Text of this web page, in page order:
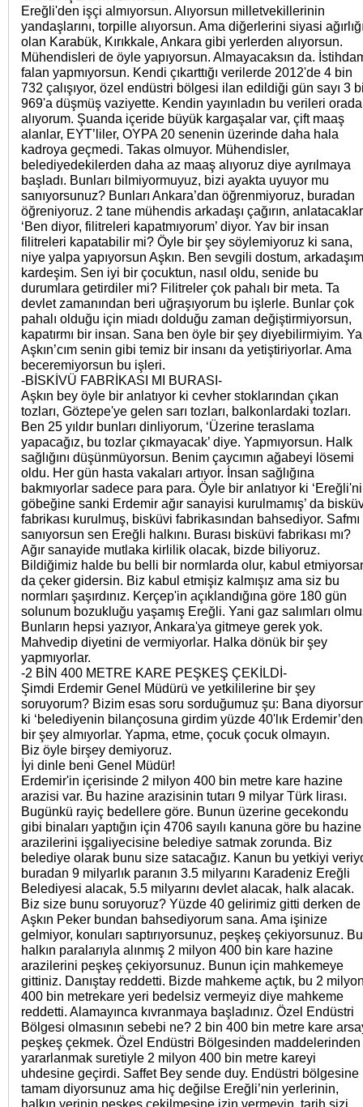
Ereğli'den işçi almıyorsun. Alıyorsun milletvekillerinin
yandaşlarını, torpille alıyorsun. Ama diğerlerini siyasi
olan Karabük, Kırıkkale, Ankara gibi yerlerden alıyorsun.
Mühendisleri de öyle yapıyorsun. Almayacaksın da.
falan yapmıyorsun. Kendi çıkarttığı verilerde 2012'de 4 bin
732 çalışıyor, özel endüstri bölgesi ilan edildiği gün sayı 3
969'a düşmüş vaziyette. Kendin yayınladın bu verileri
alıyorum. Şuanda içeride büyük kargaşalar var, çift maaş
alanlar, EYT’liler, OYPA 20 senenin üzerinde daha hala
kadroya geçmedi. Takas olmuyor. Mühendisler,
belediyedekilerden daha az maaş alıyoruz diye ayrılmaya
başladı. Bunları bilmiyormuyuz, bizi ayakta uyuyor mu
sanıyorsunuz? Bunları Ankara’dan öğrenmiyoruz, buradan
öğreniyoruz. 2 tane mühendis arkadaşı çağırın,
‘Ben diyor, filitreleri kapatmıyorum’ diyor. Yav bir insan
filitreleri kapatabilir mi? Öyle bir şey söylemiyoruz ki sana,
niye yalpa yapıyorsun Aşkın. Ben sevgili dostum,
kardeşim. Sen iyi bir çocuktun, nasıl oldu, senide bu
durumlara getirdiler mi? Filitreler çok pahalı bir meta. Ta
devlet zamanından beri uğraşıyorum bu işlerle. Bunlar çok
pahalı olduğu için miadı dolduğu zaman değiştirmiyorsun,
kapatırmı bir insan. Sana ben öyle bir şey diyebilirmiyim. Ya
Aşkın’cım senin gibi temiz bir insanı da yetiştiriyorlar. Ama
beceremiyorsun bu işleri.
-BİSKİVÜ FABRİKASI MI BURASI-
Aşkın bey öyle bir anlatıyor ki cevher stoklarından çıkan
tozları, Göztepe'ye gelen sarı tozları, balkonlardaki tozları.
Ben 25 yıldır bunları dinliyorum, ‘Üzerine teraslama
yapacağız, bu tozlar çıkmayacak’ diye. Yapmıyorsun. Halk
sağlığını düşünmüyorsun. Benim çaycımın ağabeyi lösemi
oldu. Her gün hasta vakaları artıyor. İnsan sağlığına
bakmıyorlar sadece para para. Öyle bir anlatıyor ki
göbeğine sanki Erdemir ağır sanayisi kurulmamış’ da
fabrikası kurulmuş, bisküvi fabrikasından bahsediyor. Safmı
sanıyorsun sen Ereğli halkını. Burası bisküvi fabrikası mı?
Ağır sanayide mutlaka kirlilik olacak, bizde biliyoruz.
Bildiğimiz halde bu belli bir normlarda olur, kabul
da çeker gidersin. Biz kabul etmişiz kalmışız ama siz bu
normları şaşırdınız. Kerçep'in açıklandığına göre 180 gün
solunum bozukluğu yaşamış Ereğli. Yani gaz salımları
Bunların hepsi yazıyor, Ankara'ya gitmeye gerek yok.
Mahvedip diyetini de vermiyorlar. Halka dönük bir şey
yapmıyorlar.
-2 BİN 400 METRE KARE PEŞKEŞ ÇEKİLDİ-
Şimdi Erdemir Genel Müdürü ve yetkililerine bir şey
soruyorum? Bizim esas soru sorduğumuz şu: Bana
ki ‘belediyenin bilançosuna girdim yüzde 40'lık Erdemir’den
bir şey almıyorlar. Yapma, etme, çocuk çocuk olmayın.
Biz öyle birşey demiyoruz.
İyi dinle beni Genel Müdür!
Erdemir'in içerisinde 2 milyon 400 bin metre kare hazine
arazisi var. Bu hazine arazisinin tutarı 9 milyar Türk lirası.
Bugünkü rayiç bedellere göre. Bunun üzerine gecekondu
gibi binaları yaptığın için 4706 sayılı kanuna göre bu hazine
arazilerini işgaliyecisine belediye satmak zorunda. Biz
belediye olarak bunu size satacağız. Kanun bu yetkiyi
buradan 9 milyarlık paranın 3.5 milyarını Karadeniz Ereğli
Belediyesi alacak, 5.5 milyarını devlet alacak, halk alacak.
Biz size bunu soruyoruz? Yüzde 40 gelirimiz gitti derken de
Aşkın Peker bundan bahsediyorum sana. Ama işinize
gelmiyor, konuları saptırıyorsunuz, peşkeş çekiyorsunuz. Bu
halkın paralarıyla alınmış 2 milyon 400 bin kare hazine
arazilerini peşkeş çekiyorsunuz. Bunun için mahkemeye
gittiniz. Danıştay reddetti. Bizde mahkeme açtık, bu 2
400 bin metrekare yeri bedelsiz vermeyiz diye mahkeme
reddetti. Alamayınca kıvranmaya başladınız. Özel Endüstri
Bölgesi olmasının sebebi ne? 2 bin 400 bin metre kare
peşkeş çekmek. Özel Endüstri Bölgesinden maddelerinden
yararlanmak suretiyle 2 milyon 400 bin metre kareyi
uhdesine geçirdi. Saffet Bey sende duy. Endüstri bölgesine
tamam diyorsunuz ama hiç değilse Ereğli’nin yerlerinin,
halkın yerinin peşkeş çekilmesine izin vermeyin, tarih sizi